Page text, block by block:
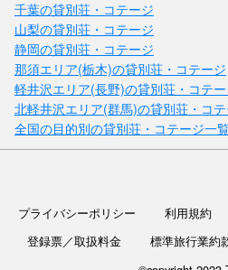
千葉の貸別荘・コテージ
山梨の貸別荘・コテージ
静岡の貸別荘・コテージ
那須エリア(栃木)の貸別荘・コテージ
軽井沢エリア(長野)の貸別荘・コテ
北軽井沢エリア(群馬)の貸別荘・コ
全国の目的別の貸別荘・コテージ一
プライバシーポリシー 利用規約
登録票／取扱料金
標準旅行業約